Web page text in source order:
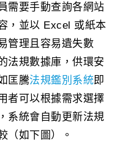
需要手動查詢各網站
，並以 Excel 或紙本
管理且容易遺失數
法規數據庫，供環安
匡騰法規鑑別系統即
者可以根據需求選擇
系統會自動更新法規
（如下圖）。